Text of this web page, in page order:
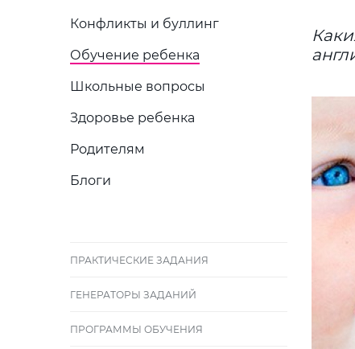
Конфликты и буллинг
Обучение ребенка
Школьные вопросы
Здоровье ребенка
Родителям
Блоги
ПРАКТИЧЕСКИЕ ЗАДАНИЯ
ГЕНЕРАТОРЫ ЗАДАНИЙ
ПРОГРАММЫ ОБУЧЕНИЯ